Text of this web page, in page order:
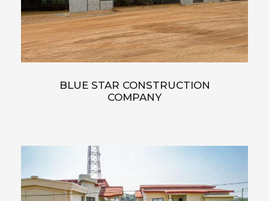
BLUE STAR CONSTRUCTION
COMPANY